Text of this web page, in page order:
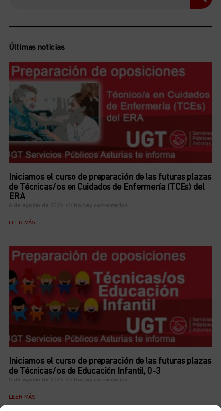
Últimas noticias
Iniciamos el curso de preparación de las futuras plazas
de Técnicas/os en Cuidados de Enfermería (TCEs) del
ERA
6 de agosto de 2026 No hay comentarios
LEER MÁS
Iniciamos el curso de preparación de las futuras plazas
de Técnicas/os de Educación Infantil, 0-3
5 de agosto de 2026 No hay comentarios
LEER MÁS